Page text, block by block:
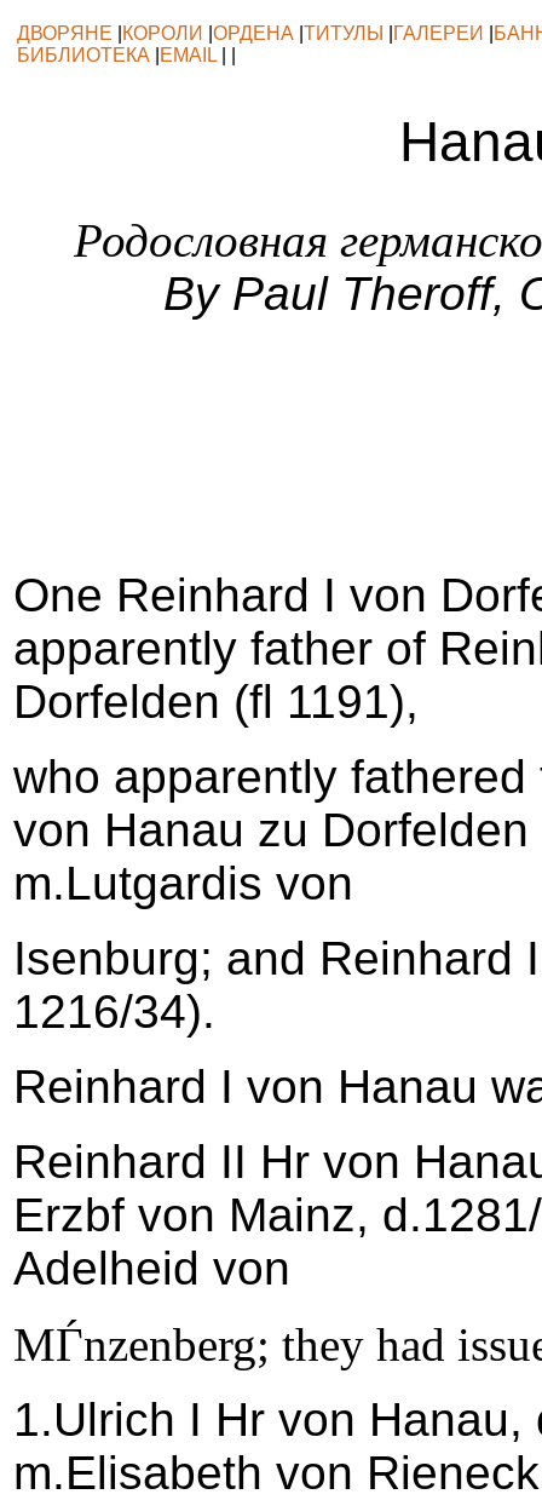
ДВОРЯНЕ КОРОЛИ ОРДЕНА ТИТУЛЫ ГАЛЕРЕИ
БИБЛИОТЕКА
EMAIL
Родословная
By Paul Theroff,
One Reinhard I von
apparently father of
Dorfelden (fl 1191),
who apparently
von Hanau zu
m.Lutgardis von
Isenburg; and Reinhard
1216/34).
Reinhard I von Hanau
Reinhard II Hr von
Erzbf von Mainz,
Adelheid von
MЃnzenberg; they had
1.Ulrich I Hr von Hanau,
m.Elisabeth von